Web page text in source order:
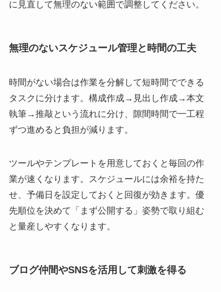
に見直して無理のない範囲で調整してください。
無理のないスケジュール管理と時間の工夫
時間がない場合は作業を分解して短時間でできる
タスクに分けます。構成作成→見出し作成→本文
執筆→推敲という流れに分け、隙間時間で一工程
ずつ進めると負担が減ります。
ツールやテンプレートを用意しておくと毎回の作
業が速くなります。スケジュールには余裕を持た
せ、予備日を設定しておくと回復が効きます。優
先順位を決めて「まず公開する」姿勢で取り組む
と量産しやすくなります。
ブログ仲間やSNSを活用して刺激を得る